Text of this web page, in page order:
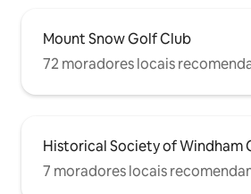
Mount Snow Golf Club
72 moradores locais
Historical Society of Windham
7 moradores locais